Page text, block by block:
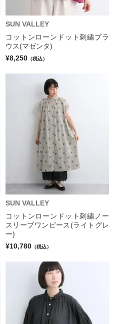
SUN VALLEY
コットンローンドット刺繍ブラ
ウス(マゼンタ)
¥8,250 （税込）
SUN VALLEY
コットンローンドット刺繍ノー
スリーブワンピース(ライトグレ
ー)
¥10,780 （税込）